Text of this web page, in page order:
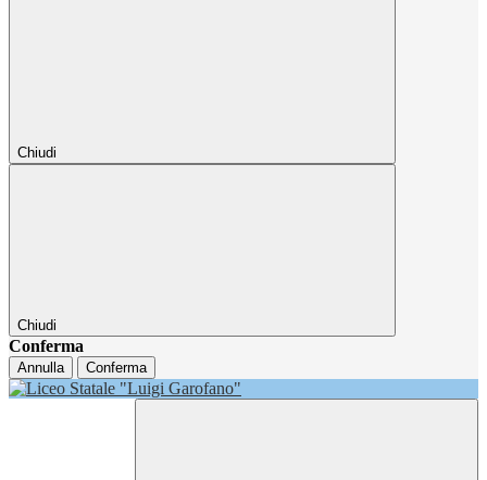
Chiudi
Chiudi
Conferma
Annulla Conferma